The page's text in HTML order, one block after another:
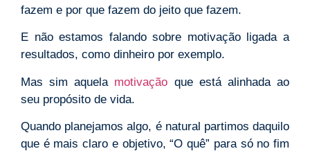
fazem e por que fazem do jeito que fazem.
E não estamos falando sobre motivação ligada a
resultados, como dinheiro por exemplo.
Mas sim aquela motivação que está alinhada ao
seu propósito de vida.
Quando planejamos algo, é natural partimos daquilo
que é mais claro e objetivo, “O quê” para só no fim